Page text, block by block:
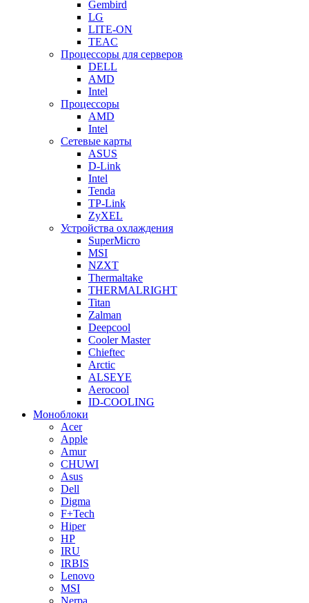
Gembird
LG
LITE-ON
TEAC
Процессоры для серверов
DELL
AMD
Intel
Процессоры
AMD
Intel
Сетевые карты
ASUS
D-Link
Intel
Tenda
TP-Link
ZyXEL
Устройства охлаждения
SuperMicro
MSI
NZXT
Thermaltake
THERMALRIGHT
Titan
Zalman
Deepcool
Cooler Master
Chieftec
Arctic
ALSEYE
Aerocool
ID-COOLING
Моноблоки
Acer
Apple
Amur
CHUWI
Asus
Dell
Digma
F+Tech
Hiper
HP
IRU
IRBIS
Lenovo
MSI